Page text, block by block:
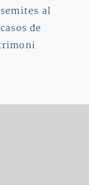
al
de